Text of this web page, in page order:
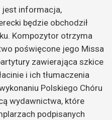
informacja,
będzie obchodził
Kompozytor otrzyma
poświęcone jego Missa
zawierająca szkice
i ich tłumaczenia
Polskiego Chóru
wydawnictwa, które
podpisanych